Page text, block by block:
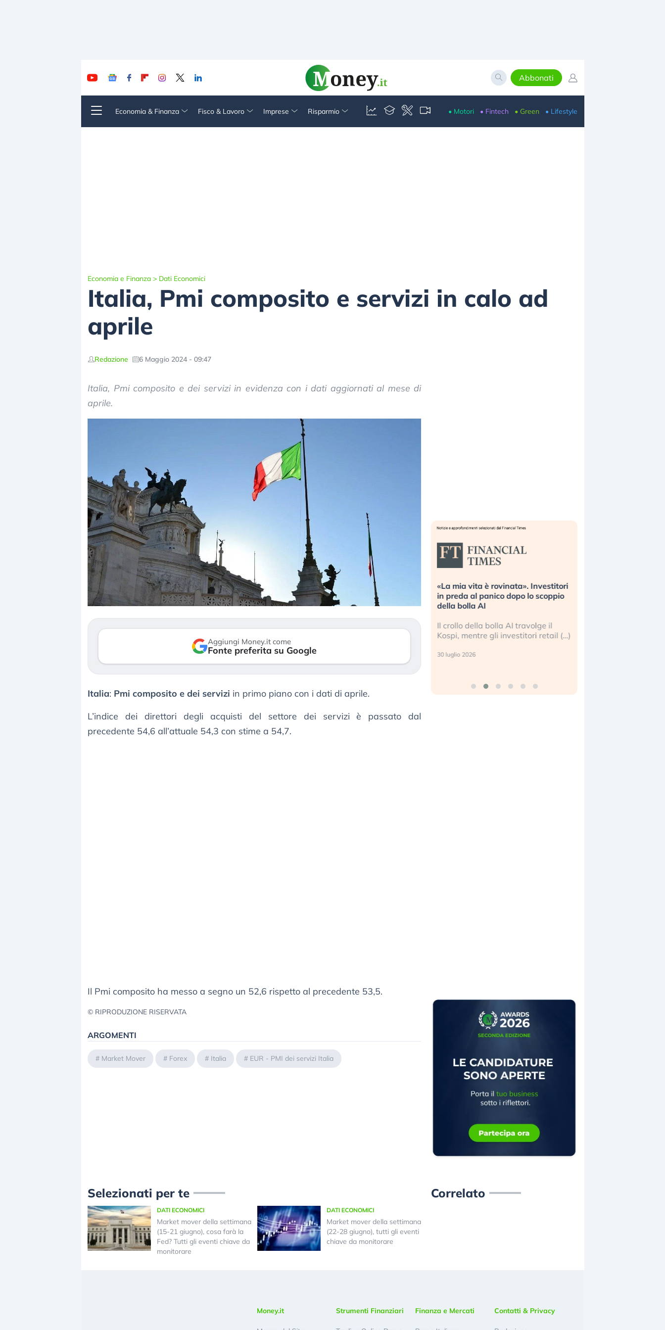
Abbonati
Economia & Finanza Fisco & Lavoro Imprese Risparmio • Motori • Fintech • Green • Lifestyle
Economia e Finanza > Dati Economici
Italia, Pmi composito e servizi in calo ad
aprile
Redazione 6 Maggio 2024 - 09:47
Italia, Pmi composito e dei servizi in evidenza con i dati aggiornati al mese di
aprile.
Aggiungi Money.it come
Fonte preferita su Google
Italia: Pmi composito e dei servizi in primo piano con i dati di aprile.
L’indice dei direttori degli acquisti del settore dei servizi è passato dal
precedente 54,6 all’attuale 54,3 con stime a 54,7.
Il Pmi composito ha messo a segno un 52,6 rispetto al precedente 53,5.
© RIPRODUZIONE RISERVATA
ARGOMENTI
# Market Mover # Forex # Italia # EUR - PMI dei servizi Italia
Dalle valutazioni estreme alla
correzione. Cosa sta guidando il
repricing degli asset?
verso le (…)
3 agosto 2026
«La mia vita è rovinata». Investitori
in preda al panico dopo lo scoppio
della bolla AI
Il crollo della bolla AI travolge il
Kospi, mentre gli investitori retail (…)
30 luglio 2026
Selezionati per te
DATI ECONOMICI
Market mover della settimana
(15-21 giugno), cosa farà la
Fed? Tutti gli eventi chiave da
monitorare
DATI ECONOMICI
Market mover della settimana
(22-28 giugno), tutti gli eventi
chiave da monitorare
Correlato
Money.it Strumenti Finanziari Finanza e Mercati Contatti & Privacy